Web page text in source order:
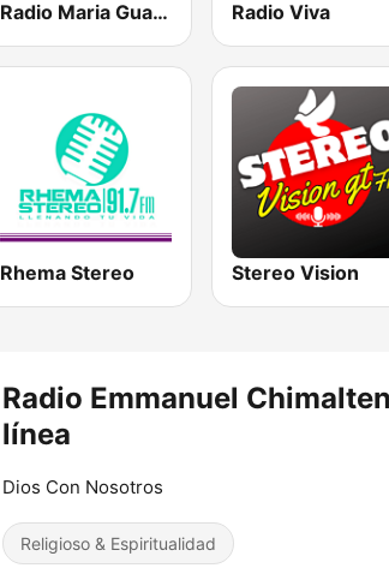
Radio Maria Guatemala Radio Viva
Rhema Stereo Stereo Vision
Radio Emmanuel
línea
Dios Con Nosotros
Religioso & Espiritualidad